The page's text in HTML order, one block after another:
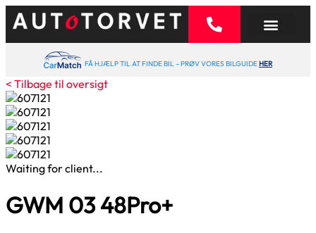
FÅ HJÆLP TIL AT FINDE BIL – PRØV VORES BILGUIDEHER
< Tilbage til oversigt
Waiting for client...
GWM 0348Pro+